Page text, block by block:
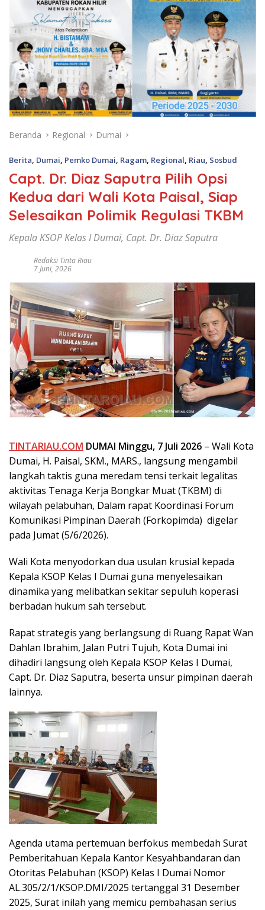
Beranda Regional Dumai
Berita Dumai Pemko Dumai Ragam Regional Riau Sosbud
Capt. Dr. Diaz Saputra Pilih Opsi
Kedua dari Wali Kota Paisal, Siap
Selesaikan Polimik Regulasi TKBM
Kepala KSOP Kelas I Dumai, Capt. Dr. Diaz Saputra
Redaksi Tinta Riau
7 Juni, 2026
TINTARIAU.COM DUMAI Minggu, 7 Juli 2026 – Wali Kota
Dumai, H. Paisal, SKM., MARS., langsung mengambil
langkah taktis guna meredam tensi terkait legalitas
aktivitas Tenaga Kerja Bongkar Muat (TKBM) di
wilayah pelabuhan, Dalam rapat Koordinasi Forum
Komunikasi Pimpinan Daerah (Forkopimda) digelar
pada Jumat (5/6/2026).
Wali Kota menyodorkan dua usulan krusial kepada
Kepala KSOP Kelas I Dumai guna menyelesaikan
dinamika yang melibatkan sekitar sepuluh koperasi
berbadan hukum sah tersebut.
Rapat strategis yang berlangsung di Ruang Rapat Wan
Dahlan Ibrahim, Jalan Putri Tujuh, Kota Dumai ini
dihadiri langsung oleh Kepala KSOP Kelas I Dumai,
Capt. Dr. Diaz Saputra, beserta unsur pimpinan daerah
lainnya.
Agenda utama pertemuan berfokus membedah Surat
Pemberitahuan Kepala Kantor Kesyahbandaran dan
Otoritas Pelabuhan (KSOP) Kelas I Dumai Nomor
AL.305/2/1/KSOP.DMI/2025 tertanggal 31 Desember
2025, Surat inilah yang memicu pembahasan serius